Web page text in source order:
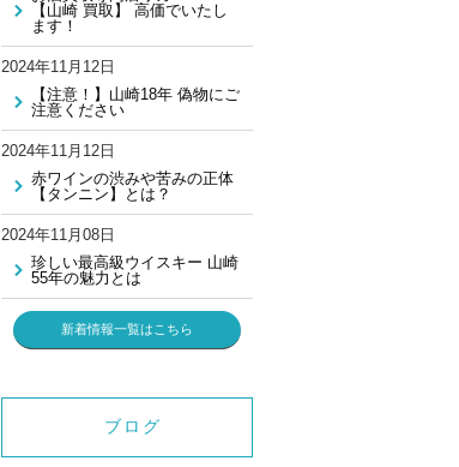
【山崎 買取】 高価でいたし
ます！
2024年11月12日
【注意！】山崎18年 偽物にご
注意ください
2024年11月12日
赤ワインの渋みや苦みの正体
【タンニン】とは？
2024年11月08日
珍しい最高級ウイスキー 山崎
55年の魅力とは
新着情報一覧はこちら
ブログ